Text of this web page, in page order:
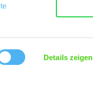
Details zeigen